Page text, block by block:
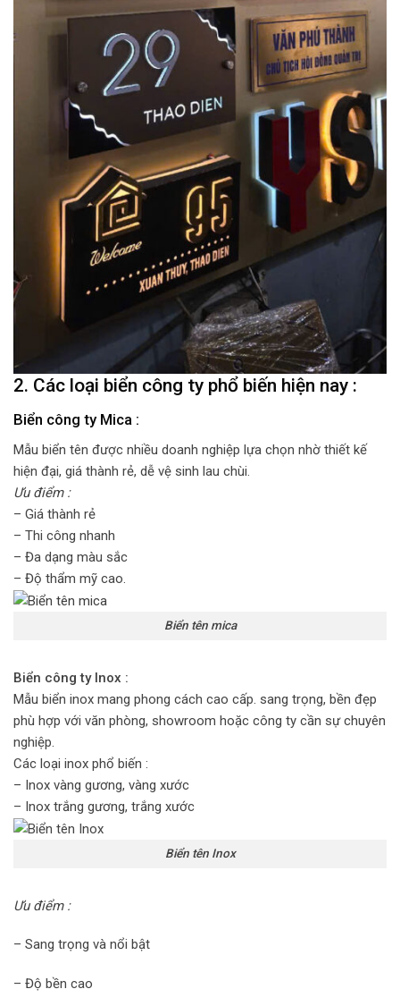
2. Các loại biển công ty phổ biến hiện nay :
Biển công ty Mica :
Mẫu biển tên được nhiều doanh nghiệp lựa chọn nhờ thiết kế
hiện đại, giá thành rẻ, dễ vệ sinh lau chùi.
Ưu điểm :
– Giá thành rẻ
– Thi công nhanh
– Đa dạng màu sắc
– Độ thẩm mỹ cao.
Biển tên mica
Biển công ty Inox :
Mẫu biển inox mang phong cách cao cấp. sang trọng, bền đẹp
phù hợp với văn phòng, showroom hoặc công ty cần sự chuyên
nghiệp.
Các loại inox phổ biến :
– Inox vàng gương, vàng xước
– Inox trắng gương, trắng xước
Biển tên Inox
Ưu điểm :
– Sang trọng và nổi bật
– Độ bền cao